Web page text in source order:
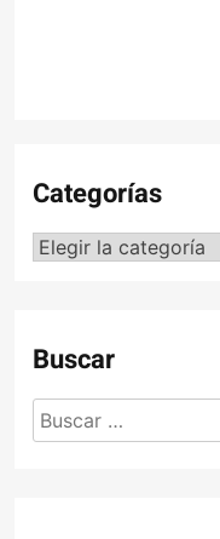
Categorías
Categorías
Buscar
Buscar: